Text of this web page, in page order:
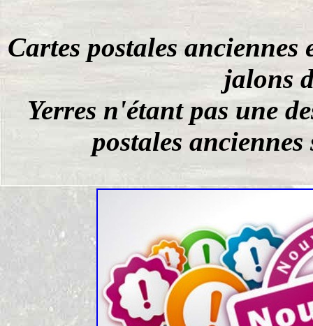
Cartes postales anciennes
jalons
Yerres n'étant pas une
postales